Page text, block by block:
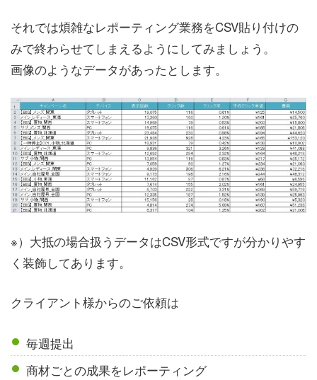
それでは煩雑なレポーティング業務をCSV貼り付けの
みで終わらせてしまえるようにしてみましょう。
画像のようなデータがあったとします。
※）大抵の場合扱うデータはCSV形式ですが分かりやす
く装飾してあります。
クライアント様からのご依頼は
毎週提出
商材ごとの成果をレポーティング